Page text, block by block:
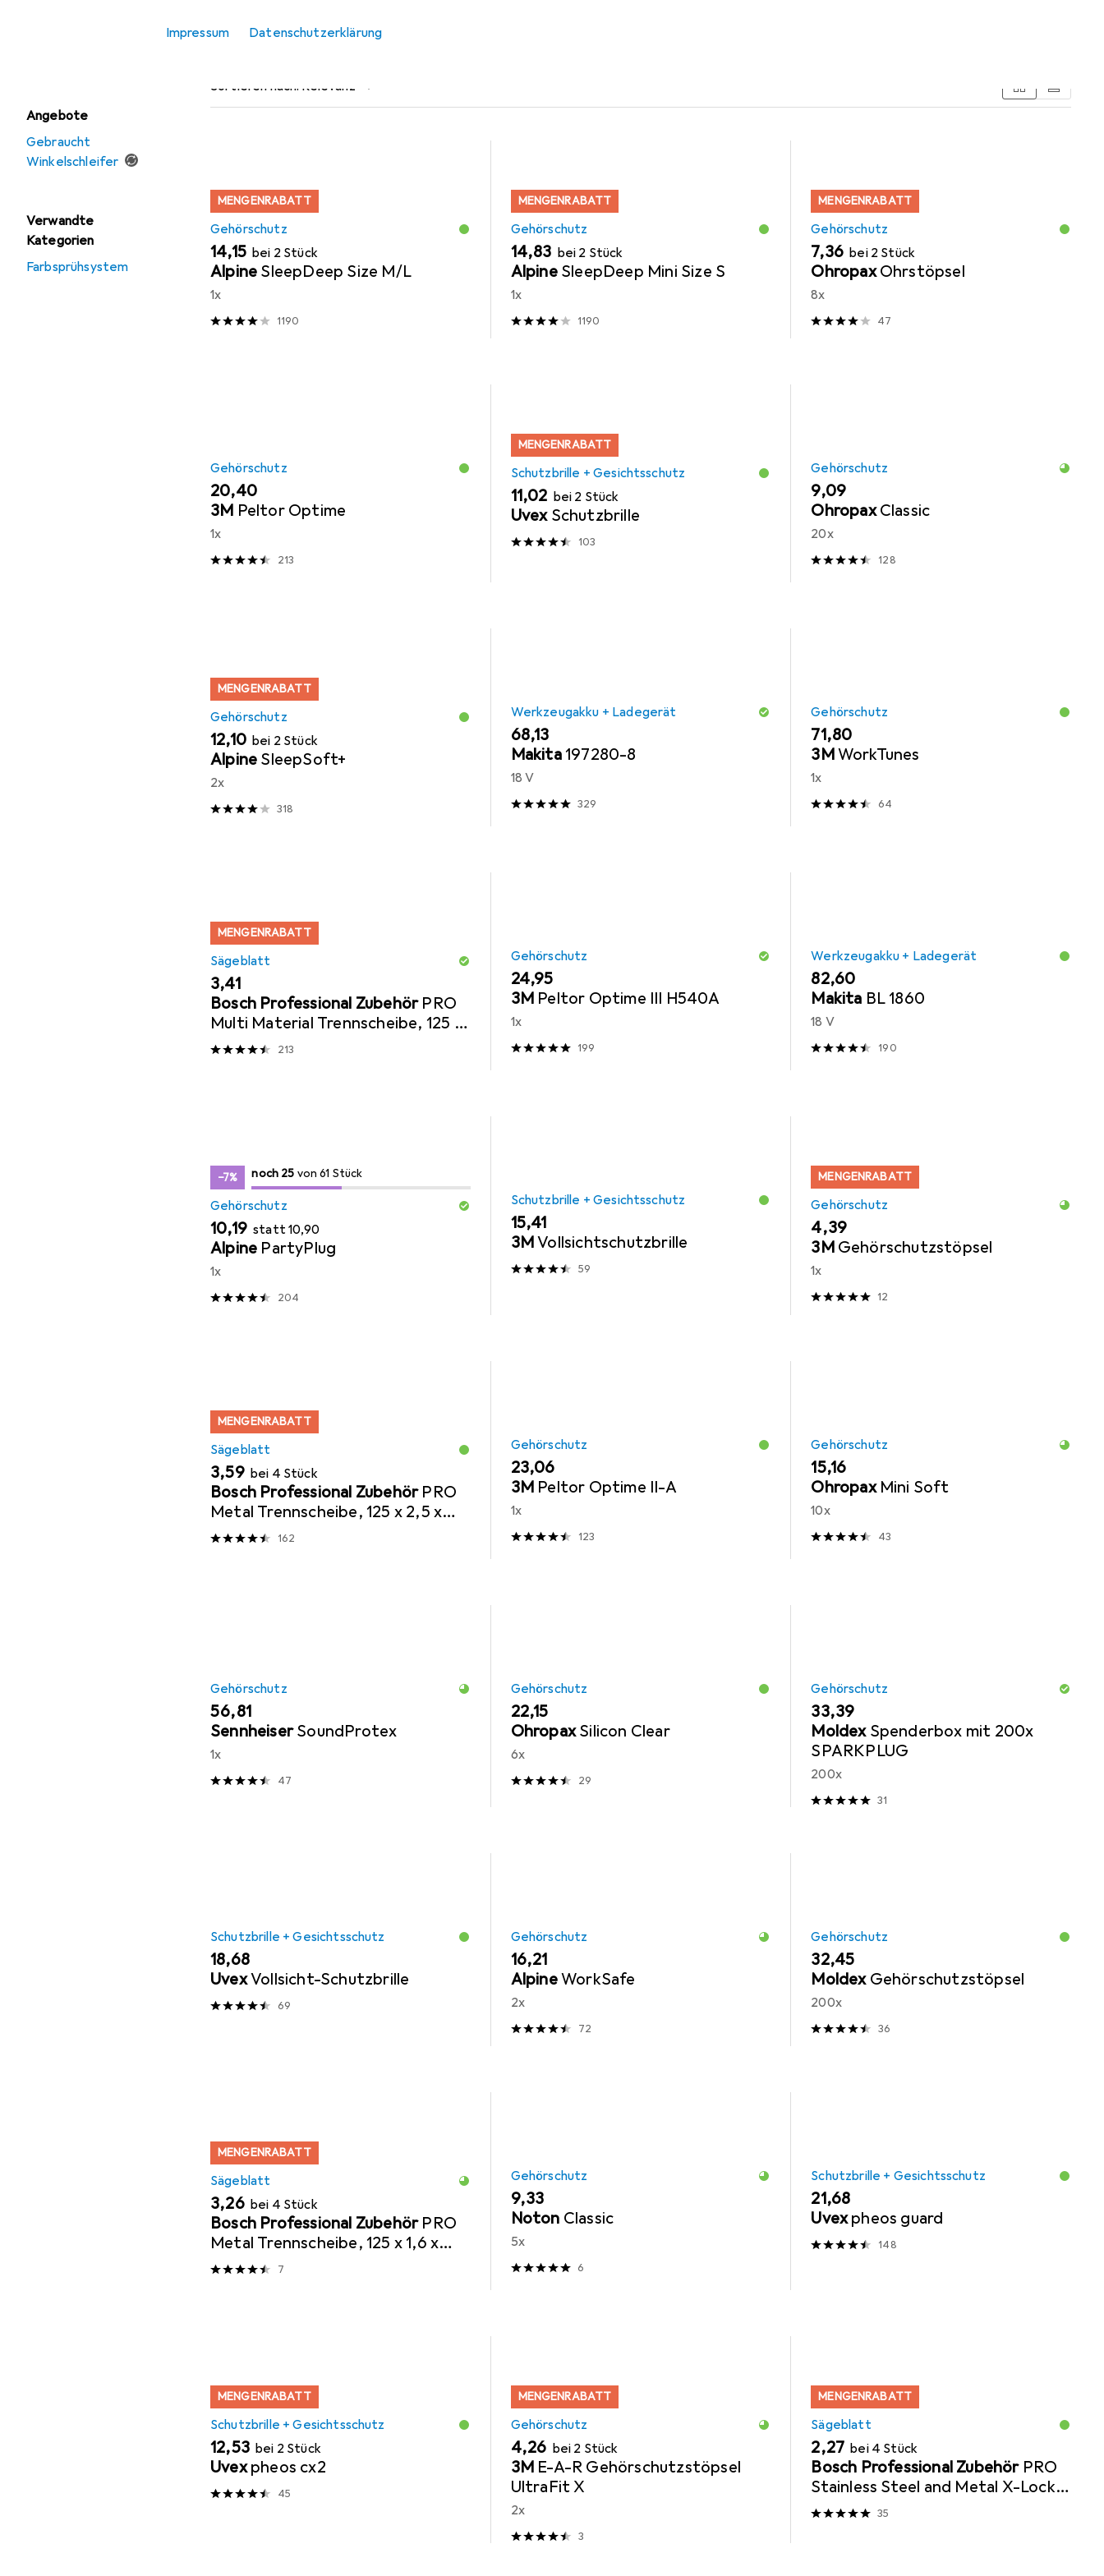
Impressum Datenschutzerklärung
Angebote
Gebraucht
Winkelschleifer
Verwandte
Kategorien
Farbsprühsystem
Beliebt Gehörschutz
Sortieren nach: Relevanz
MENGENRABATT
Gehörschutz
EUR
14,15 bei 2 Stück
Alpine SleepDeep Size M/L
1x
1190
MENGENRABATT
Gehörschutz
EUR
14,83 bei 2 Stück
Alpine SleepDeep Mini Size S
1x
1190
MENGENRABATT
Gehörschutz
EUR
7,36 bei 2 Stück
Ohropax Ohrstöpsel
8x
47
Gehörschutz
EUR
20,40
3M Peltor Optime
1x
213
MENGENRABATT
Schutzbrille + Gesichtsschutz
EUR
11,02 bei 2 Stück
Uvex Schutzbrille
103
Gehörschutz
EUR
9,09
Ohropax Classic
20x
128
MENGENRABATT
Gehörschutz
EUR
12,10 bei 2 Stück
Alpine SleepSoft+
2x
318
Werkzeugakku + Ladegerät
EUR
68,13
Makita 197280-8
18 V
329
Gehörschutz
EUR
71,80
3MWorkTunes
1x
64
MENGENRABATT
Sägeblatt
EUR
3,41
Bosch Professional Zubehör PRO
Multi Material Trennscheibe, 125 x
1,6 x 22,23 mm
213
Gehörschutz
EUR
24,95
3M Peltor Optime III H540A
1x
199
Werkzeugakku + Ladegerät
EUR
82,60
Makita BL 1860
18 V
190
−7% 25/ 61
25von 61 Stück
noch 25 von 61 Stück
Gehörschutz
EUR
10,19 stattEUR
10,90
Alpine PartyPlug
1x
204
Schutzbrille + Gesichtsschutz
EUR
15,41
3MVollsichtschutzbrille
59
MENGENRABATT
Gehörschutz
EUR
4,39
3M Gehörschutzstöpsel
1x
12
MENGENRABATT
Sägeblatt
EUR
3,59 bei 4 Stück
Bosch Professional Zubehör PRO
Metal Trennscheibe, 125 x 2,5 x
22,23 mm162
Gehörschutz
EUR
23,06
3M Peltor Optime II-A
1x
123
Gehörschutz
EUR
15,16
Ohropax Mini Soft
10x
43
Gehörschutz
EUR
56,81
Sennheiser SoundProtex
1x
47
Gehörschutz
EUR
22,15
OhropaxSilicon Clear
6x
29
Gehörschutz
EUR
33,39
Moldex Spenderbox mit 200x
SPARKPLUG
200x
31
Schutzbrille + Gesichtsschutz
EUR
18,68
UvexVollsicht-Schutzbrille
69
Gehörschutz
EUR
16,21
AlpineWorkSafe
2x
72
Gehörschutz
EUR
32,45
Moldex Gehörschutzstöpsel
200x
36
MENGENRABATT
Sägeblatt
EUR
3,26 bei 4 Stück
Bosch Professional Zubehör PRO
Metal Trennscheibe, 125 x 1,6 x
22,23 mm
7
Gehörschutz
EUR
9,33
Noton Classic
5x
6
Schutzbrille + Gesichtsschutz
EUR
21,68
Uvexpheos guard
148
MENGENRABATT
Schutzbrille + Gesichtsschutz
EUR
12,53 bei 2 Stück
Uvex pheos cx2
45
MENGENRABATT
Gehörschutz
EUR
4,26 bei 2 Stück
3M E-A-R Gehörschutzstöpsel
UltraFit X
2x
3
MENGENRABATT
Sägeblatt
EUR
2,27 bei 4 Stück
Bosch Professional Zubehör PRO
Stainless Steel and Metal X-Lock
Trennscheibe, 125 x 1 x 22,23 mm
35